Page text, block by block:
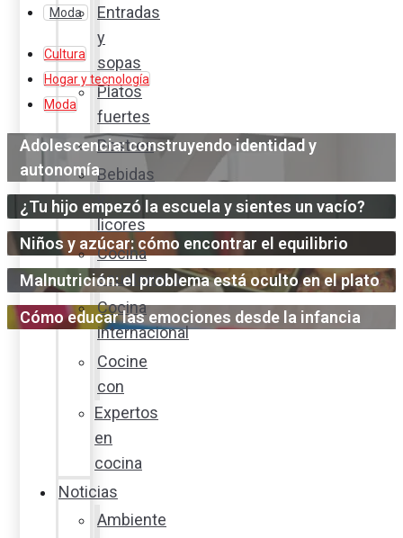
Entradas
y
sopas
Platos
fuertes
Postres
Bebidas
y
licores
Cocina
ecuatoriana
Cocina
internacional
Cocine
con
Expertos
en
cocina
Noticias
Ambiente
Moda
Cultura
Hogar y tecnología
Moda
Adolescencia: construyendo identidad y
autonomía
¿Tu hijo empezó la escuela y sientes un vacío?
Niños y azúcar: cómo encontrar el equilibrio
Malnutrición: el problema está oculto en el plato
Cómo educar las emociones desde la infancia